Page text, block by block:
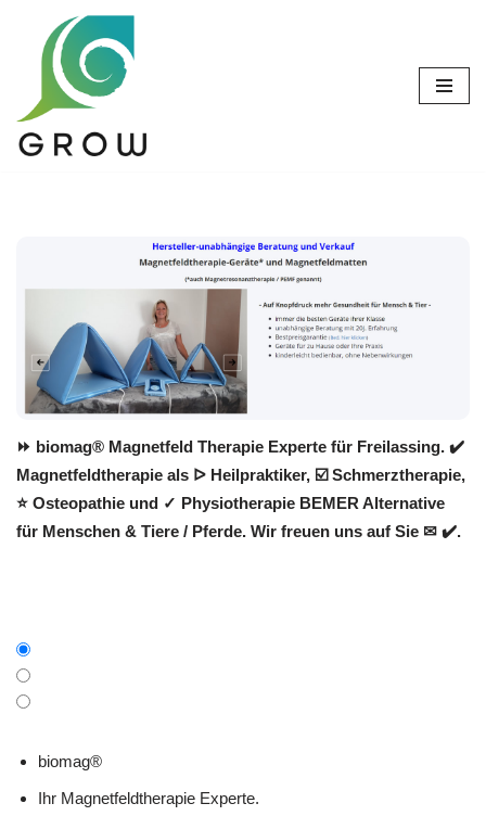
Zum
springen
⏩ biomag® Magnetfeld Therapie Experte für Freilassing. ✔️
Magnetfeldtherapie als ᐅ Heilpraktiker, ☑️ Schmerztherapie,
⭐ Osteopathie und ✓ Physiotherapie BEMER Alternative
für Menschen & Tiere / Pferde. Wir freuen uns auf Sie ✉ ✔️.
biomag®
Ihr Magnetfeldtherapie Experte.